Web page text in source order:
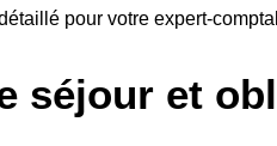
pour votre expert-
séjour et